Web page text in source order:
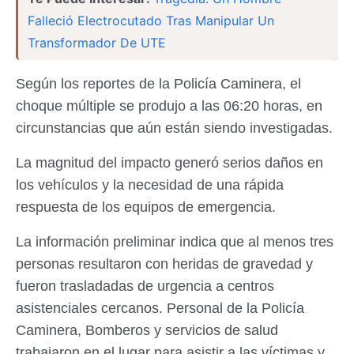
Falleció Electrocutado Tras Manipular Un
Transformador De UTE
Según los reportes de la Policía Caminera, el
choque múltiple se produjo a las 06:20 horas, en
circunstancias que aún están siendo investigadas.
La magnitud del impacto generó serios daños en
los vehículos y la necesidad de una rápida
respuesta de los equipos de emergencia.
La información preliminar indica que al menos tres
personas resultaron con heridas de gravedad y
fueron trasladadas de urgencia a centros
asistenciales cercanos. Personal de la Policía
Caminera, Bomberos y servicios de salud